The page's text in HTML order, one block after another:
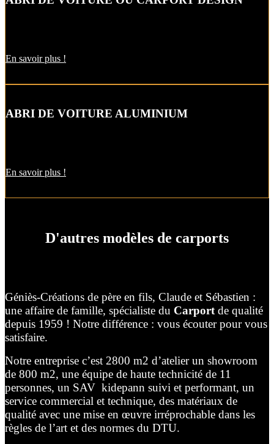
En savoir plus !
ABRI DE VOITURE ALUMINIUM
En savoir plus !
D'autres modèles de carports
Géniès-Créations de père en fils, Claude et Sébastien :
une affaire de famille, spécialiste du Carportde qualité
depuis 1959 ! Notre différence : vous écouter pour vous
satisfaire.
Notre entreprise c’est 2800 m2 d’atelier un showroom
de 800 m2, une équipe de haute technicité de 11
personnes, un SAV kidepann suivi et performant, un
service commercial et technique, des matériaux de
qualité avec une mise en œuvre irréprochable dans les
règles de l’art et des normes du DTU.